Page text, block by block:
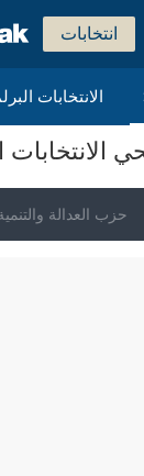
انتخابات
الانتخابات
الانتخابات
حزب العدالة